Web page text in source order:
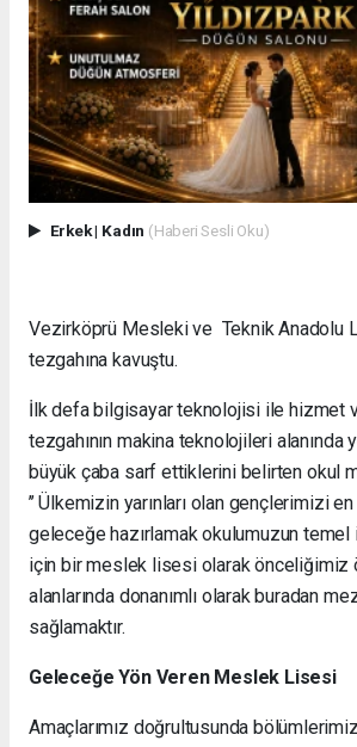
Erkek| Kadın (Haberi Sesli Oku)
Vezirköprü Mesleki ve Teknik Anadolu
tezgahına kavuştu.
İlk defa bilgisayar teknolojisi ile hizmet
tezgahının makina teknolojileri alanında
büyük çaba sarf ettiklerini belirten okul
’’ Ülkemizin yarınları olan gençlerimizi
geleceğe hazırlamak okulumuzun temel
için bir meslek lisesi olarak önceliğimiz
alanlarında donanımlı olarak buradan
sağlamaktır.
Geleceğe Yön Veren Meslek Lisesi
Amaçlarımız doğrultusunda